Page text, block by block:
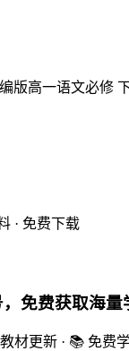
版高一语文必修
· 免费下载
免费获取海量
材更新 · 📚 免费